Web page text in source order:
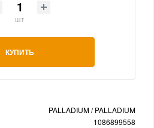
шт
КУПИТЬ
PALLADIUM / PALLADIUM
1086899558